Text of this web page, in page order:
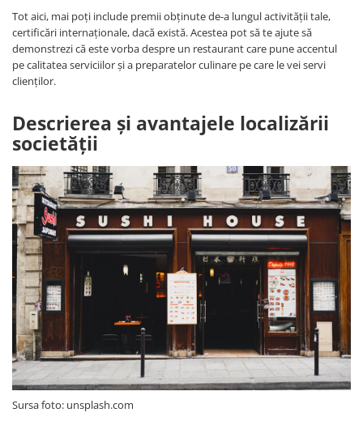
Tot aici, mai poți include premii obținute de-a lungul activității tale,
certificări internaționale, dacă există. Acestea pot să te ajute să
demonstrezi că este vorba despre un restaurant care pune accentul
pe calitatea serviciilor și a preparatelor culinare pe care le vei servi
clienților.
Descrierea și avantajele localizării
societății
Sursa foto: unsplash.com